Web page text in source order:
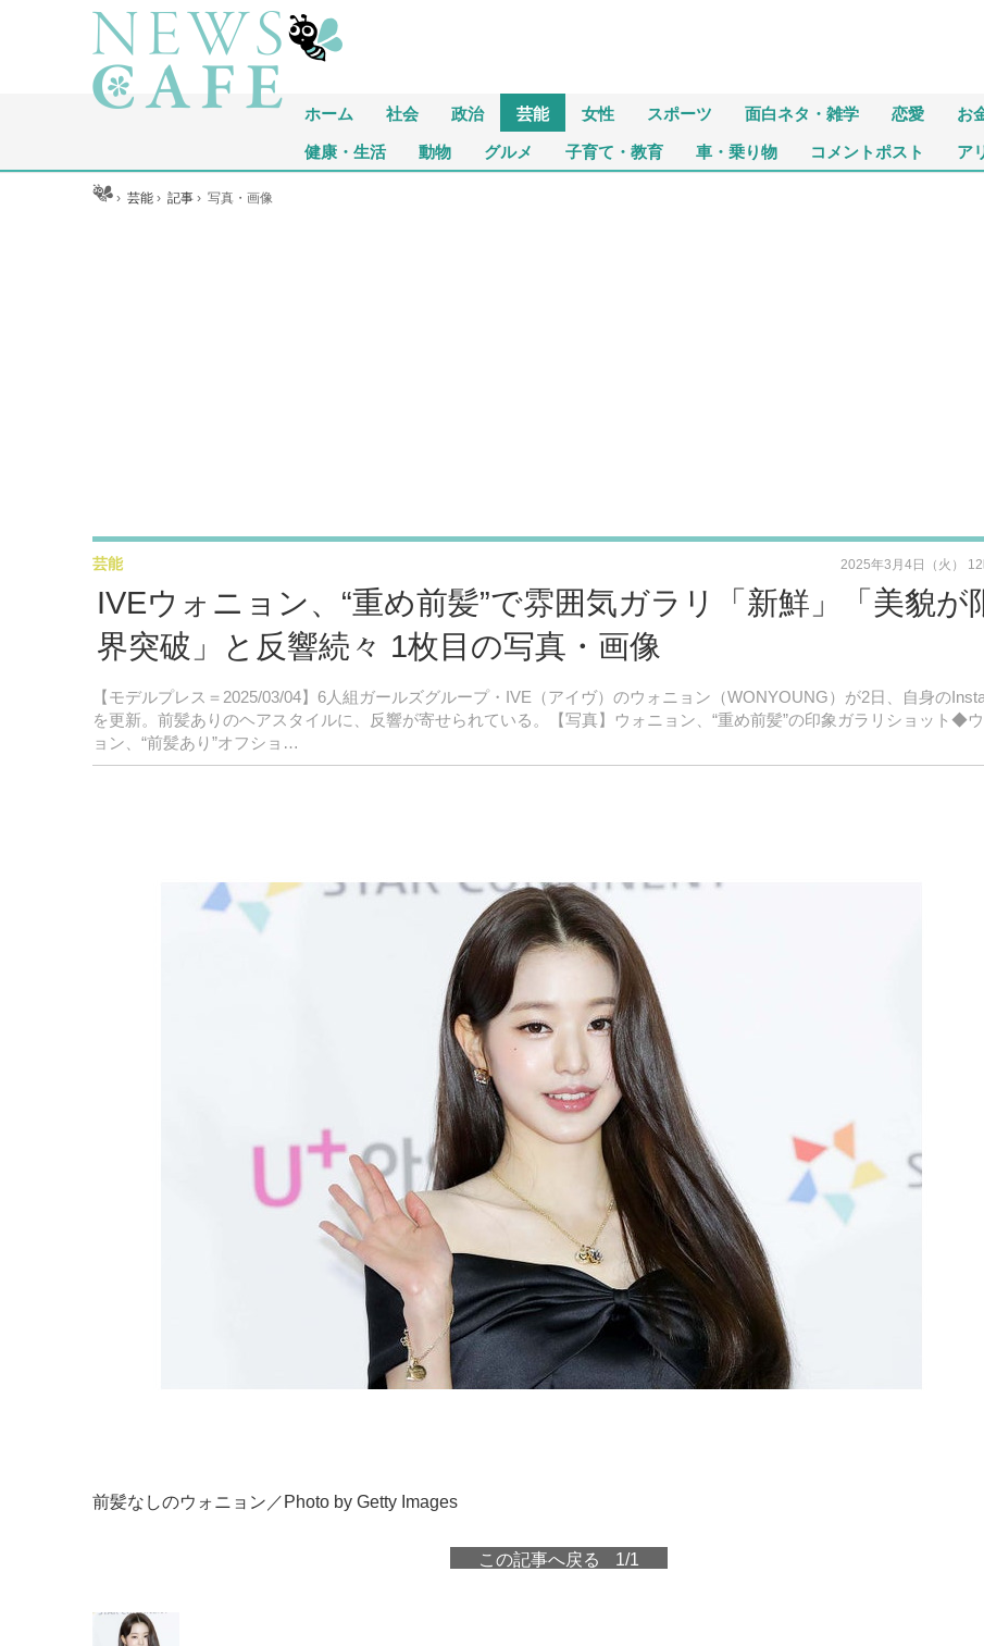
ホーム 社会 政治 芸能 女性 スポーツ 面白ネタ・雑学 恋愛 お
健康・生活 動物 グルメ 子育て・教育 車・乗り物 コメントポスト ア
ホーム ›芸能 ›記事 ›写真・画像
IVEウォニョン、“重め前髪”で雰囲気ガラリ「新鮮」「美貌が
界突破」と反響続々 1枚目の写真・画像
【モデルプレス＝2025/03/04】6人組ガールズグループ・IVE（アイヴ）のウォニョン（WONYOUNG）が2日、自身の
を更新。前髪ありのヘアスタイルに、反響が寄せられている。【写真】ウォニョン、“重め前髪”の印象ガラリショット◆
ョン、“前髪あり”オフショ…
芸能 2025年3月4日（火）
前髪なしのウォニョン／Photo by Getty Images
この記事へ戻る 1/1